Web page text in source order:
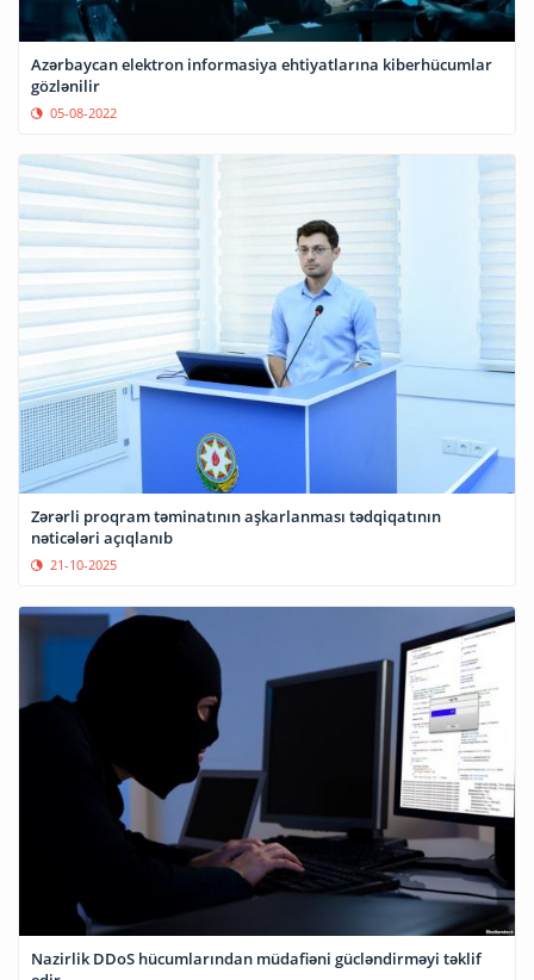
Azərbaycan elektron informasiya ehtiyatlarına kiberhücumlar
gözlənilir
05-08-2022
Zərərli proqram təminatının aşkarlanması tədqiqatının
nəticələri açıqlanıb
21-10-2025
Nazirlik DDoS hücumlarından müdafiəni gücləndirməyi təklif